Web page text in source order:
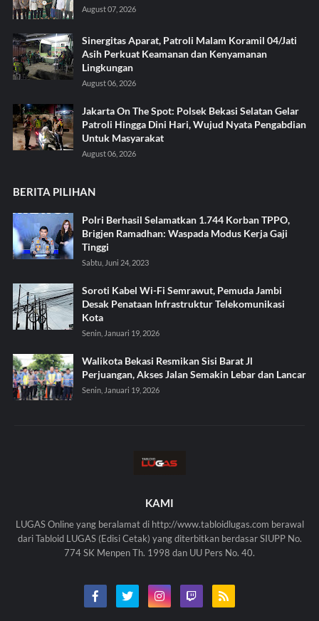
August 07, 2026
Sinergitas Aparat, Patroli Malam Koramil 04/Jati
Asih Perkuat Keamanan dan Kenyamanan
Lingkungan
August 06, 2026
Jakarta On The Spot: Polsek Bekasi Selatan Gelar
Patroli Hingga Dini Hari, Wujud Nyata Pengabdian
Untuk Masyarakat
August 06, 2026
BERITA PILIHAN
Polri Berhasil Selamatkan 1.744 Korban TPPO,
Brigjen Ramadhan: Waspada Modus Kerja Gaji
Tinggi
Sabtu, Juni 24, 2023
Soroti Kabel Wi-Fi Semrawut, Pemuda Jambi
Desak Penataan Infrastruktur Telekomunikasi
Kota
Senin, Januari 19, 2026
Walikota Bekasi Resmikan Sisi Barat Jl
Perjuangan, Akses Jalan Semakin Lebar dan Lancar
Senin, Januari 19, 2026
KAMI
LUGAS Online yang beralamat di http://www.tabloidlugas.com berawal
dari Tabloid LUGAS (Edisi Cetak) yang diterbitkan berdasar SIUPP No.
774 SK Menpen Th. 1998 dan UU Pers No. 40.